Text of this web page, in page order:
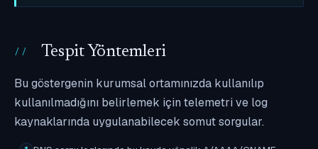
Tespit Yöntemleri
Bu göstergenin kurumsal ortamınızda kullanılıp
kullanılmadığını belirlemek için telemetri ve log
kaynaklarında uygulanabilecek somut sorgular.